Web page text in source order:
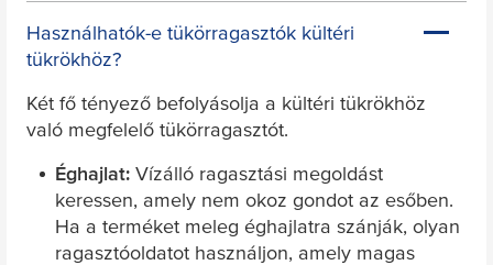
Használhatók-e tükörragasztók kültéri
tükrökhöz?
Két fő tényező befolyásolja a kültéri tükrökhöz
való megfelelő tükörragasztót.
Éghajlat: Vízálló ragasztási megoldást
keressen, amely nem okoz gondot az esőben.
Ha a terméket meleg éghajlatra szánják, olyan
ragasztóoldatot használjon, amely magas